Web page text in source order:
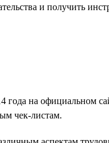
и получить
года на официальном
чек-листам.